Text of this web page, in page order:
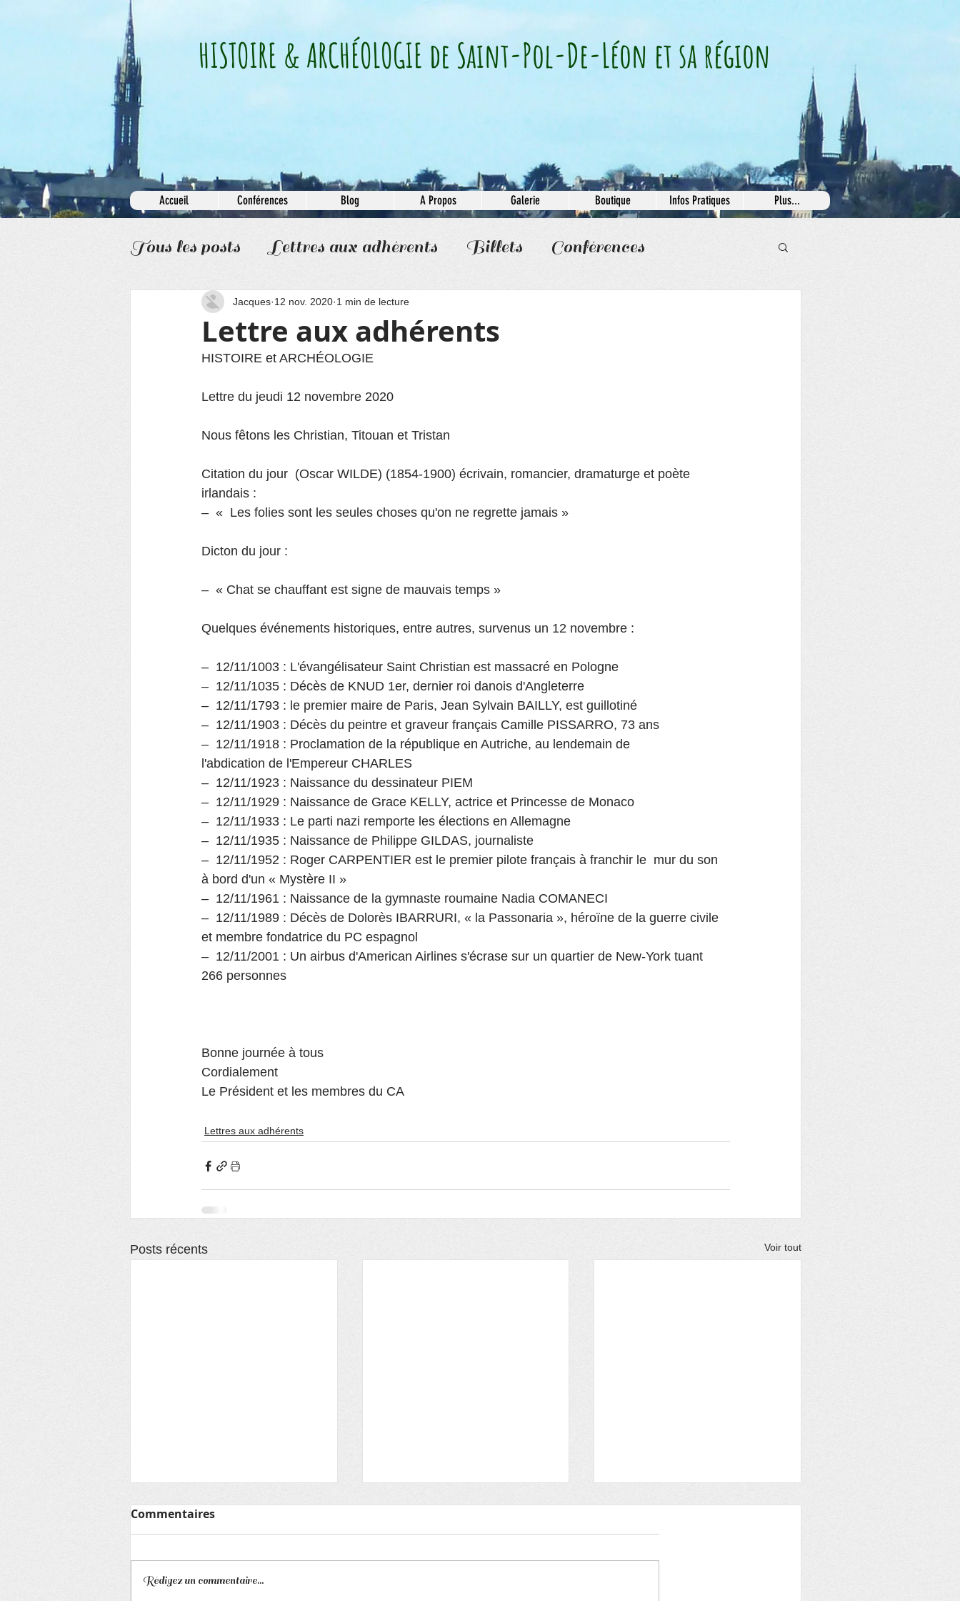
HISTOIRE & ARCHÉOLOGIE​ de Saint-Pol-De-Léon et sa région
Accueil Conférences Blog A Propos Galerie Boutique Infos Pratiques Plus...
Tous les posts Lettres aux adhérents Billets Conférences
Informations
Lettre aux adhérents
Jacques 12 nov. 2020 1 min de lecture
HISTOIRE et ARCHÉOLOGIE
Lettre du jeudi 12 novembre 2020
Nous fêtons les Christian, Titouan et Tristan
Citation du jour  (Oscar WILDE) (1854-1900) écrivain, romancier, dramaturge et poète
irlandais :
–  «  Les folies sont les seules choses qu'on ne regrette jamais »
Dicton du jour :
–  « Chat se chauffant est signe de mauvais temps »
Quelques événements historiques, entre autres, survenus un 12 novembre :
–  12/11/1003 : L'évangélisateur Saint Christian est massacré en Pologne
–  12/11/1035 : Décès de KNUD 1er, dernier roi danois d'Angleterre
–  12/11/1793 : le premier maire de Paris, Jean Sylvain BAILLY, est guillotiné
–  12/11/1903 : Décès du peintre et graveur français Camille PISSARRO, 73 ans
–  12/11/1918 : Proclamation de la république en Autriche, au lendemain de
l'abdication de l'Empereur CHARLES
–  12/11/1923 : Naissance du dessinateur PIEM
–  12/11/1929 : Naissance de Grace KELLY, actrice et Princesse de Monaco
–  12/11/1933 : Le parti nazi remporte les élections en Allemagne
–  12/11/1935 : Naissance de Philippe GILDAS, journaliste
–  12/11/1952 : Roger CARPENTIER est le premier pilote français à franchir le  mur du son
à bord d'un « Mystère II »
–  12/11/1961 : Naissance de la gymnaste roumaine Nadia COMANECI
–  12/11/1989 : Décès de Dolorès IBARRURI, « la Passonaria », héroïne de la guerre civile
et membre fondatrice du PC espagnol
–  12/11/2001 : Un airbus d'American Airlines s'écrase sur un quartier de New-York tuant
266 personnes
Bonne journée à tous
Cordialement
Le Président et les membres du CA
Lettres aux adhérents
Posts récents Voir tout
Lettre aux adhérents
HISTOIRE et ARCHEOLOGIE
Pétronille Asso La conférence «
Lettre aux adhérents
HISTOIRE et ARCHEOLOGIE
Lettre aux adhérents
HISTOIRE et ARCHEOLOGIE
Commentaires
Rédigez un commentaire...